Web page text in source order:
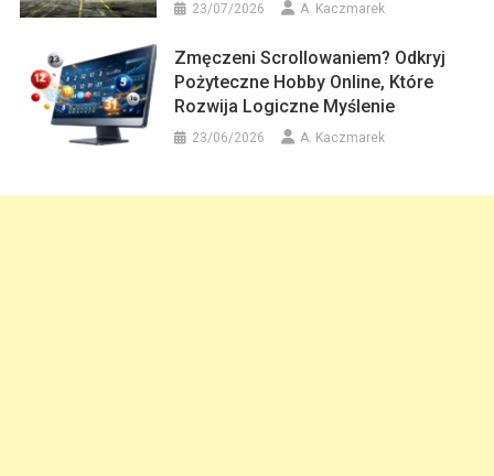
23/07/2026 A. Kaczmarek
Zmęczeni Scrollowaniem? Odkryj
Pożyteczne Hobby Online, Które
Rozwija Logiczne Myślenie
23/06/2026 A. Kaczmarek